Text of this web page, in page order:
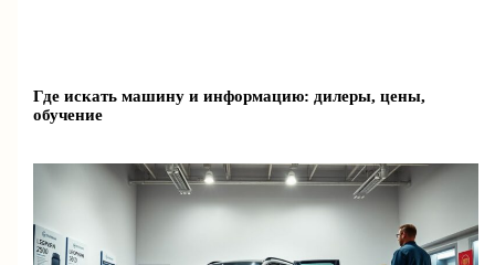
Где искать машину и информацию: дилеры, цены,
обучение